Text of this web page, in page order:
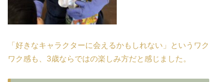
「好きなキャラクターに会えるかもしれない」というワク
ワク感も、3歳ならではの楽しみ方だと感じました。